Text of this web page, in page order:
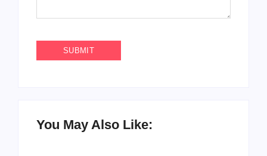
You May Also Like: